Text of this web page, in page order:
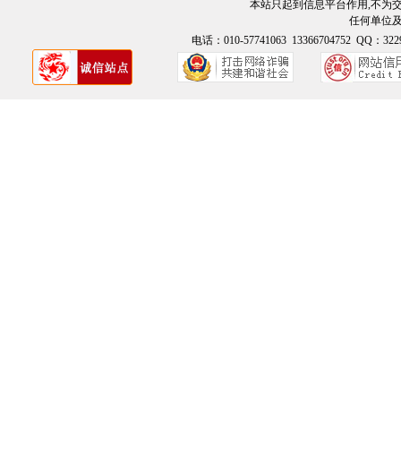
本站只起到信息平台作用,不为
任何单位
电话：010-57741063 13366704752 QQ：